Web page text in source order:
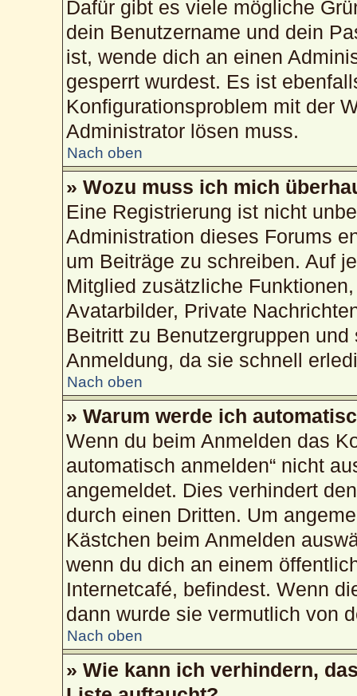
Dafür gibt es viele mögliche
dein Benutzername und dein
ist, wende dich an einen
gesperrt wurdest. Es ist
Konfigurationsproblem mit der
Administrator lösen muss.
Nach oben
» Wozu muss ich mich
Eine Registrierung ist nicht
Administration dieses Forums
um Beiträge zu schreiben. Auf
Mitglied zusätzliche
Avatarbilder, Private
Beitritt zu Benutzergruppen
Anmeldung, da sie schnell
Nach oben
» Warum werde ich
Wenn du beim Anmelden das
automatisch anmelden“ nicht
angemeldet. Dies verhindert
durch einen Dritten. Um
Kästchen beim Anmelden
wenn du dich an einem
Internetcafé, befindest. Wenn
dann wurde sie vermutlich von
Nach oben
» Wie kann ich verhindern,